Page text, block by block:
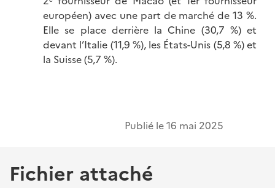
européen) avec une part de marché de 13 %.
Elle se place derrière la Chine (30,7 %) et
devant l’Italie (11,9 %), les États-Unis (5,8 %) et
la Suisse (5,7 %).
Publié le16 mai 2025
Fichier attaché